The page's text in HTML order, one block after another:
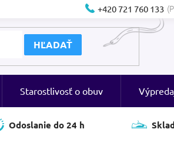
+420 721 760 133
HĽADAŤ
Starostlivosť o obuv
Odoslanie do 24 h